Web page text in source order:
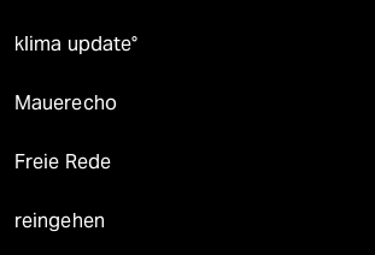
klima update°
Mauerecho
Freie Rede
reingehen